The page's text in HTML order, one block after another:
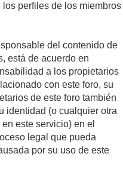
perfiles de los miembros
del contenido de
está de acuerdo en
a los propietarios
con este foro, su
de este foro también
identidad (o cualquier otra
este servicio) en el
legal que pueda
por su uso de este